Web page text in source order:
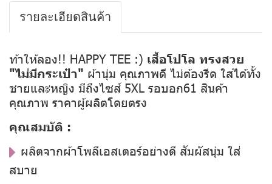
รายละเอียดสินค้า
ท้าให้ลอง!! HAPPY TEE :) เสื้อโปโล ทรงสวย
"ไม่มีกระเป๋า" ผ้านุ่ม คุณภาพดี ไม่ต้องรีด ใส่ได้ทั้ง
ชายและหญิง มีถึงไซส์ 5XL รอบอก61 สินค้า
คุณภาพ ราคาผู้ผลิตโดยตรง
คุณสมบัติ :
ผลิตจากผ้าโพลีเอสเตอร์อย่างดี สัมผัสนุ่ม ใส่
สบาย